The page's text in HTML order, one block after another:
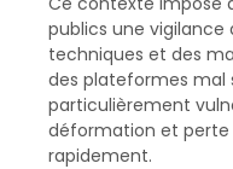
publics une vigilance
techniques et des
des plateformes mal
particulièrement
déformation et
rapidement.